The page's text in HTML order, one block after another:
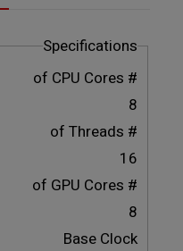
Specifications
# of CPU Cores
8
# of Threads
16
# of GPU Cores
8
Base Clock